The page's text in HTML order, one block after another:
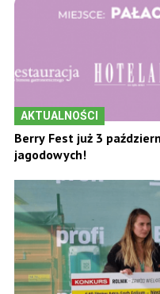
AKTUALNOŚCI
Berry Fest już 3
jagodowych!